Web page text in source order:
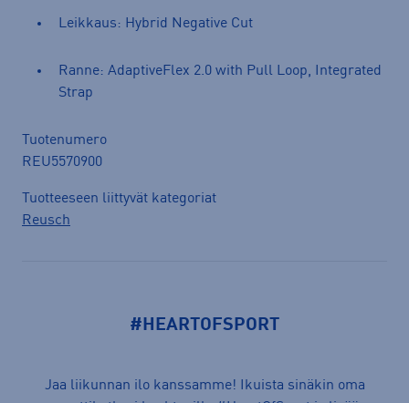
Leikkaus: Hybrid Negative Cut
Ranne: AdaptiveFlex 2.0 with Pull Loop, Integrated
Strap
Tuotenumero
REU5570900
Tuotteeseen liittyvät kategoriat
Reusch
#HEARTOFSPORT
Jaa liikunnan ilo kanssamme! Ikuista sinäkin oma